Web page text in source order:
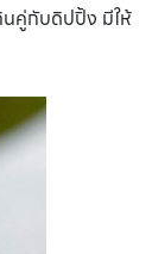
นคู่กับดิปปิ้ง มีให้